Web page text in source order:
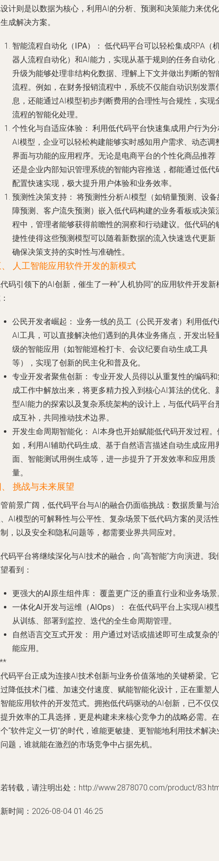
计则是以数据为核心，利用AI的分析、预测和决策能力来优化
成解决方案。
智能流程自动化（IPA）： 低代码平台可以轻松集成RPA（
器人流程自动化）和AI能力，实现从基于规则的任务自动化
升级为能够处理非结构化数据、理解上下文并做出判断的智
流程。例如，在财务报销流程中，系统不仅能自动识别发票
息，还能通过AI模型初步判断费用的合理性与合规性，实现
流程的智能化处理。
个性化与自适应体验： 利用低代码平台快速集成用户行为
AI模型，企业可以轻松构建能够实时感知用户需求、动态调
界面与功能的应用程序。无论是电商平台的个性化商品推荐
还是企业内部知识管理系统的智能内容推送，都能通过低代
配置快速实现，极大提升用户体验和业务效率。
预测性决策支持： 将预测性分析AI模型（如销量预测、设备
障预测、客户流失预测）嵌入低代码构建的业务看板或决策
程中，管理者能够获得前瞻性的洞察和行动建议。低代码的
捷性使得这些预测模型可以随着新数据的流入快速迭代更新
确保决策支持的实时性与准确性。
人工智能应用软件开发的新模式
码引领下的AI创新，催生了一种“人机协同”的应用软件开发新
公民开发者崛起：
业务一线的员工（公民开发者）利用低
AI工具，可以直接解决他们遇到的具体业务痛点，开发出轻
级的智能应用（如智能巡检打卡、会议纪要自动生成工具
等），实现了创新的民主化和普及化。
专业开发者聚焦创新： 专业开发人员得以从重复性的编码
成工作中解放出来，将更多精力投入到核心AI算法的优化、
型AI能力的探索以及复杂系统架构的设计上，与低代码平台
成互补，共同推动技术边界。
开发生命周期智能化： AI本身也开始赋能低代码开发过程。
如，利用AI辅助代码生成、基于自然语言描述自动生成应用
面、智能测试用例生成等，进一步提升了开发效率和应用质
量。
挑战与未来展望
前景广阔，低代码平台与AI的融合仍面临挑战：数据质量与治
AI模型的可解释性与公平性、复杂场景下低代码方案的灵活性
，以及安全和隐私问题等，都需要业界共同应对。
码平台将继续深化与AI技术的融合，向“高智能”方向演进。我
看到：
更强大的AI原生组件库： 覆盖更广泛的垂直行业和业务场景
一体化AI开发与运维（AIOps）： 在低代码平台上实现AI模
从训练、部署到监控、迭代的全生命周期管理。
自然语言交互式开发：
用户通过对话或描述即可生成复杂
能应用。
码平台正成为连接AI技术创新与业务价值落地的关键桥梁。它
降低技术门槛、加速交付速度、赋能智能化设计，正在重塑人
能应用软件的开发范式。拥抱低代码驱动的AI创新，已不仅仅
升效率的工具选择，更是构建未来核心竞争力的战略必需。在
“软件定义一切”的时代，谁能更敏捷、更智能地利用技术解决
题，谁就能在激烈的市场竞争中占据先机。
转载，请注明出处：http://www.2878070.com/product/
时间：2026-08-04 01:46:25